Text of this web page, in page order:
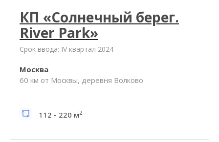
КП «Солнечный берег.
River Park»
Срок ввода: IV квартал 2024
Москва
60 км от Москвы, деревня Волково
112 - 220 м2